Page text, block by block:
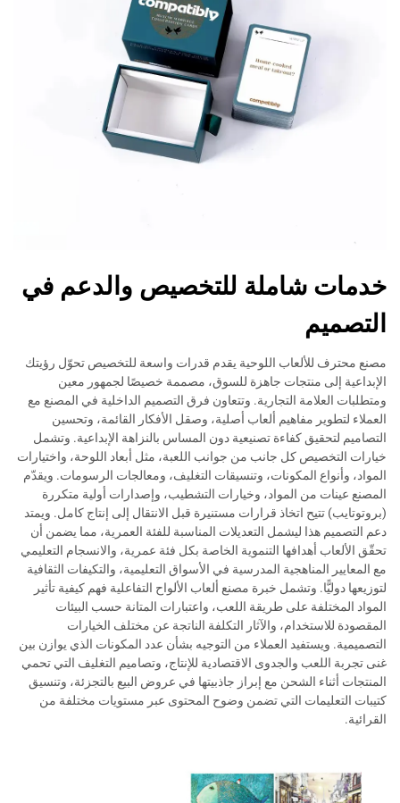
خدمات شاملة للتخصيص والدعم في
التصميم
مصنع محترف للألعاب اللوحية يقدم قدرات واسعة للتخصيص تحوّل رؤيتك
الإبداعية إلى منتجات جاهزة للسوق، مصممة خصيصًا لجمهور معين
ومتطلبات العلامة التجارية. وتتعاون فرق التصميم الداخلية في المصنع مع
العملاء لتطوير مفاهيم ألعاب أصلية، وصقل الأفكار القائمة، وتحسين
التصاميم لتحقيق كفاءة تصنيعية دون المساس بالنزاهة الإبداعية. وتشمل
خيارات التخصيص كل جانب من جوانب اللعبة، مثل أبعاد اللوحة، واختيارات
المواد، وأنواع المكونات، وتنسيقات التغليف، ومعالجات الرسومات. ويقدّم
المصنع عينات من المواد، وخيارات التشطيب، وإصدارات أولية متكررة
(بروتوتايب) تتيح اتخاذ قرارات مستنيرة قبل الانتقال إلى إنتاج كامل. ويمتد
دعم التصميم هذا ليشمل التعديلات المناسبة للفئة العمرية، مما يضمن أن
تحقّق الألعاب أهدافها التنموية الخاصة بكل فئة عمرية، والانسجام التعليمي
مع المعايير المناهجية المدرسية في الأسواق التعليمية، والتكيفات الثقافية
لتوزيعها دوليًّا. وتشمل خبرة مصنع ألعاب الألواح التفاعلية فهم كيفية تأثير
المواد المختلفة على طريقة اللعب، واعتبارات المتانة حسب البيئات
المقصودة للاستخدام، والآثار التكلفة الناتجة عن مختلف الخيارات
التصميمية. ويستفيد العملاء من التوجيه بشأن عدد المكونات الذي يوازن بين
غنى تجربة اللعب والجدوى الاقتصادية للإنتاج، وتصاميم التغليف التي تحمي
المنتجات أثناء الشحن مع إبراز جاذبيتها في عروض البيع بالتجزئة، وتنسيق
كتيبات التعليمات التي تضمن وضوح المحتوى عبر مستويات مختلفة من
القرائية.